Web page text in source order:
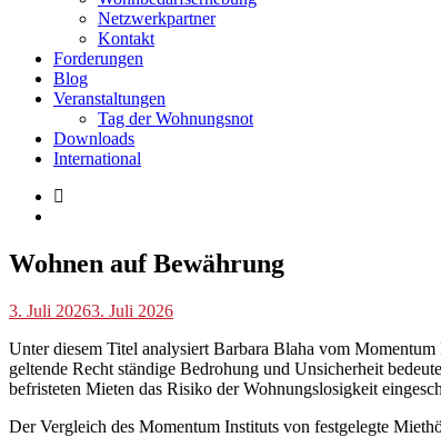
Netzwerkpartner
Kontakt
Forderungen
Blog
Veranstaltungen
Tag der Wohnungsnot
Downloads
International
Blog
Wohnen auf Bewährung
p.geschwendtner
3. Juli 20263. Juli 2026
Unter diesem Titel analysiert Barbara Blaha vom
geltende Recht ständige Bedrohung und Unsicherheit
befristeten Mieten das Risiko der Wohnungslosigkeit
Der Vergleich des Momentum Instituts von festgelegte